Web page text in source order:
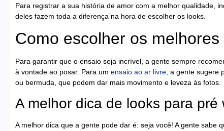
Para registrar a sua história de amor com a melhor qualidade,
deles fazem toda a diferença na hora de escolher os looks.
Como escolher os
Para garantir que o ensaio seja incrível, a gente sempre
à vontade ao posar. Para um ensaio ao ar livre, a gente sugere
ou bermuda, que podem dar mais movimento e leveza às fotos.
A melhor dica de looks para pré
A melhor dica que a gente pode dar é: seja você! A gente sabe